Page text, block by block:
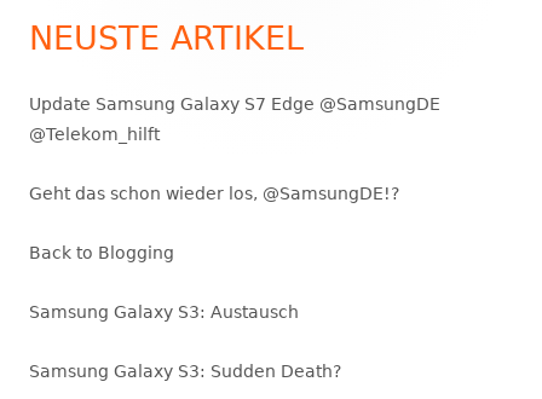
Seitenleiste
NEUSTE ARTIKEL
Update Samsung Galaxy S7 Edge @SamsungDE
@Telekom_hilft
Geht das schon wieder los, @SamsungDE!?
Back to Blogging
Samsung Galaxy S3: Austausch
Samsung Galaxy S3: Sudden Death?